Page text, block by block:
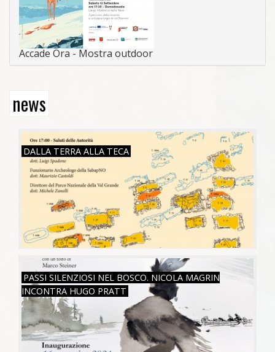
Accade Ora - Mostra outdoor
news
DALLA TERRA ALLA TECA
SAB, 26/07/2025
PASSI SILENZIOSI NEL BOSCO. NICOLA MAGRIN
INCONTRA HUGO PRATT
SAB, 16/11/2024